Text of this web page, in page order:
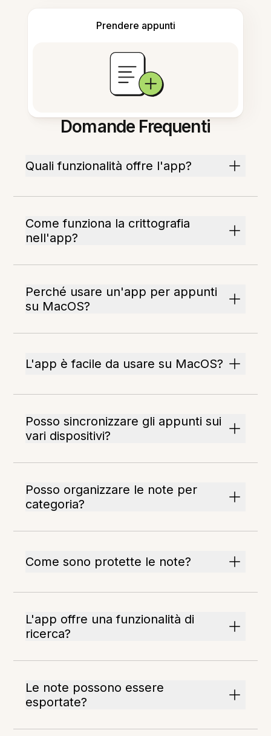
Prendere appunti
Domande Frequenti
Quali funzionalità offre l'app?
Come funziona la crittografia
nell'app?
Perché usare un'app per appunti
su MacOS?
L'app è facile da usare su MacOS?
Posso sincronizzare gli appunti sui
vari dispositivi?
Posso organizzare le note per
categoria?
Come sono protette le note?
L'app offre una funzionalità di
ricerca?
Le note possono essere
esportate?